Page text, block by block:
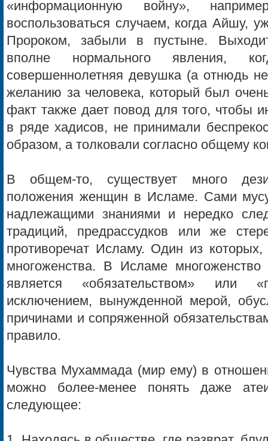
«информационную войну»,
воспользоваться случаем, когда Айшу,
Пророком, забыли в пустыне.
вполне нормального явления,
совершеннолетняя девушка (а отнюдь
желанию за человека, который был
факт также дает повод для того, чтобы
в ряде хадисов, не принимали
образом, а толковали согласно общему
В общем-то, существует много
положения женщин в Исламе. Сами
надлежащими знаниями и нередко
традиций, предрассудков или же
противоречат Исламу. Один из которых,
многоженства. В Исламе
является «обязательством» или
исключением, вынужденной мерой,
причинами и сопряженной
правило.
Чувства Мухаммада (мир ему) в
можно более-менее понять даже
следующее: